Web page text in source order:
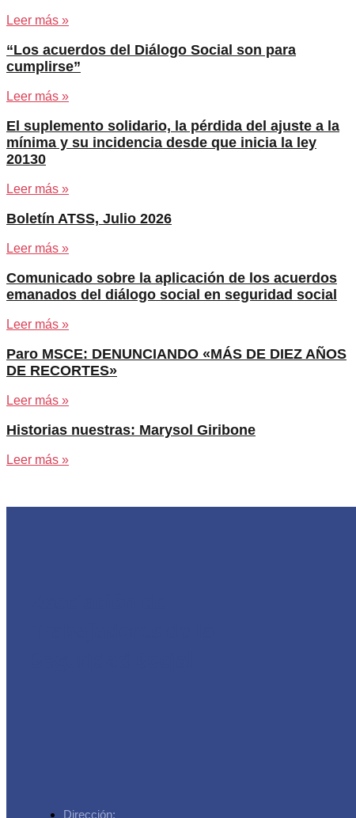
Leer más »
“Los acuerdos del Diálogo Social son para
cumplirse”
Leer más »
El suplemento solidario, la pérdida del ajuste a la
mínima y su incidencia desde que inicia la ley
20130
Leer más »
Boletín ATSS, Julio 2026
Leer más »
Comunicado sobre la aplicación de los acuerdos
emanados del diálogo social en seguridad social
Leer más »
Paro MSCE: DENUNCIANDO «MÁS DE DIEZ AÑOS
DE RECORTES»
Leer más »
Historias nuestras: Marysol Giribone
Leer más »
Dirección: